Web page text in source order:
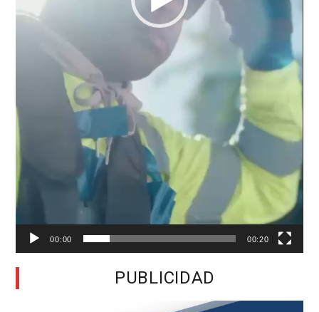
00:00 00:20
PUBLICIDAD